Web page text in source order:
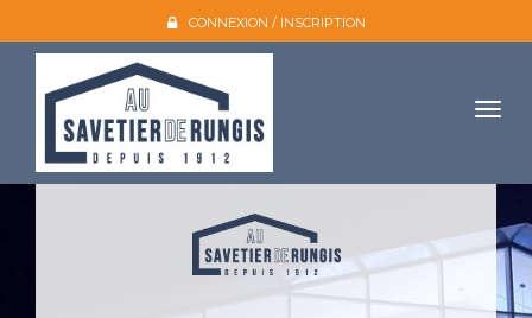
CONNEXION / INSCRIPTION
L'entreprise
Nos produits